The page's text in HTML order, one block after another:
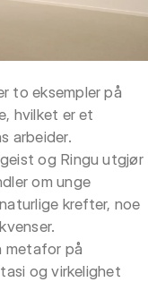
to eksempler på
hvilket er et
arbeider.
og Ringu utgjør
om unge
krefter, noe
metafor på
og virkelighet